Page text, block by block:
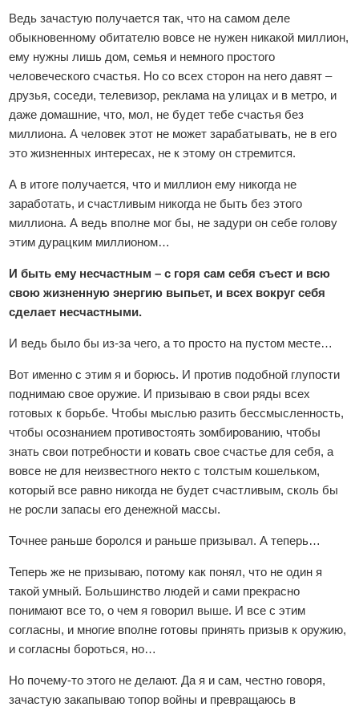
Ведь зачастую получается так, что на самом деле
обыкновенному обитателю вовсе не нужен никакой миллион,
ему нужны лишь дом, семья и немного простого
человеческого счастья. Но со всех сторон на него давят –
друзья, соседи, телевизор, реклама на улицах и в метро, и
даже домашние, что, мол, не будет тебе счастья без
миллиона. А человек этот не может зарабатывать, не в его
это жизненных интересах, не к этому он стремится.
А в итоге получается, что и миллион ему никогда не
заработать, и счастливым никогда не быть без этого
миллиона. А ведь вполне мог бы, не задури он себе голову
этим дурацким миллионом…
И быть ему несчастным – с горя сам себя съест и всю
свою жизненную энергию выпьет, и всех вокруг себя
сделает несчастными.
И ведь было бы из-за чего, а то просто на пустом месте…
Вот именно с этим я и борюсь. И против подобной глупости
поднимаю свое оружие. И призываю в свои ряды всех
готовых к борьбе. Чтобы мыслью разить бессмысленность,
чтобы осознанием противостоять зомбированию, чтобы
знать свои потребности и ковать свое счастье для себя, а
вовсе не для неизвестного некто с толстым кошельком,
который все равно никогда не будет счастливым, сколь бы
не росли запасы его денежной массы.
Точнее раньше боролся и раньше призывал. А теперь…
Теперь же не призываю, потому как понял, что не один я
такой умный. Большинство людей и сами прекрасно
понимают все то, о чем я говорил выше. И все с этим
согласны, и многие вполне готовы принять призыв к оружию,
и согласны бороться, но…
Но почему-то этого не делают. Да я и сам, честно говоря,
зачастую закапываю топор войны и превращаюсь в